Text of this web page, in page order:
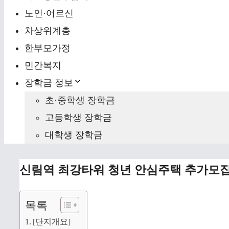
노인·어르신
차상위계층
한부모가정
민간복지
장학금 정보
초·중학생 장학금
고등학생 장학금
대학생 장학금
신림역 최강타워 청년 안심주택 추가모
목록
[단지개요]